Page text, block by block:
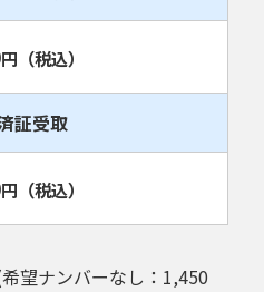
円 （税込）
証受取
円 （税込）
望ナンバーなし：1,450